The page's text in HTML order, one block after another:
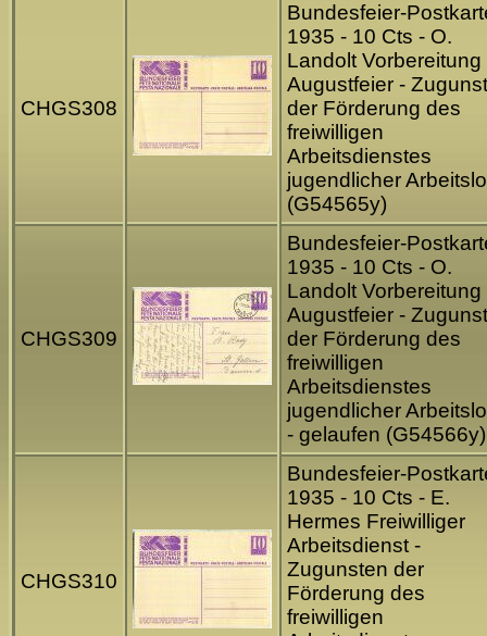
CHGS308
Bundesfeier-
1935 - 10 Cts - O.
Landolt Vorbereitung
Augustfeier -
der Förderung des
freiwilligen
Arbeitsdienstes
jugendlicher
(G54565y)
CHGS309
Bundesfeier-
1935 - 10 Cts - O.
Landolt Vorbereitung
Augustfeier -
der Förderung des
freiwilligen
Arbeitsdienstes
jugendlicher
- gelaufen (G54566y)
CHGS310
Bundesfeier-
1935 - 10 Cts - E.
Hermes Freiwilliger
Arbeitsdienst -
Zugunsten der
Förderung des
freiwilligen